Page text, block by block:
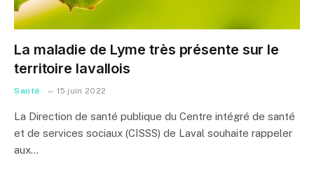
La maladie de Lyme très présente sur le
territoire lavallois
Santé 15 juin 2022
La Direction de santé publique du Centre intégré de santé
et de services sociaux (CISSS) de Laval souhaite rappeler
aux…